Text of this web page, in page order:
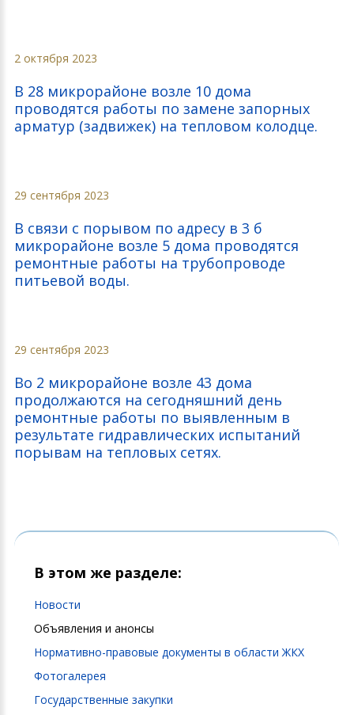
2 октября 2023
В 28 микрорайоне возле 10 дома
проводятся работы по замене запорных
арматур (задвижек) на тепловом колодце.
29 сентября 2023
В связи с порывом по адресу в 3 б
микрорайоне возле 5 дома проводятся
ремонтные работы на трубопроводе
питьевой воды.
29 сентября 2023
Во 2 микрорайоне возле 43 дома
продолжаются на сегодняшний день
ремонтные работы по выявленным в
результате гидравлических испытаний
порывам на тепловых сетях.
В этом же разделе:
Новости
Объявления и анонсы
Нормативно-правовые документы в области ЖКХ
Фотогалерея
Государственные закупки